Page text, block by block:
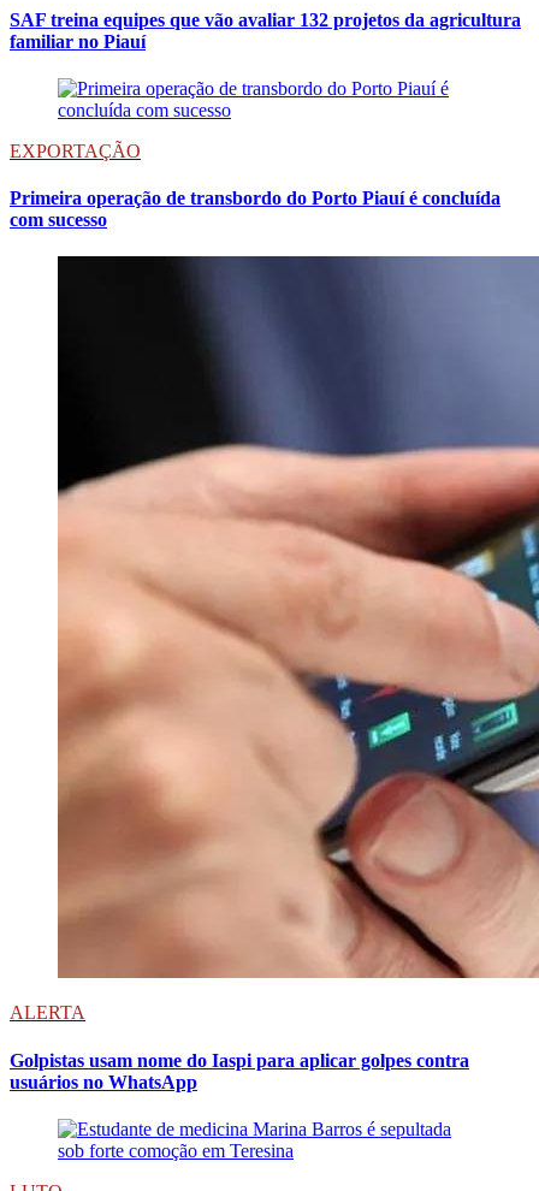
SAF treina equipes que vão avaliar 132 projetos da agricultura
familiar no Piauí
EXPORTAÇÃO
Primeira operação de transbordo do Porto Piauí é concluída
com sucesso
ALERTA
Golpistas usam nome do Iaspi para aplicar golpes contra
usuários no WhatsApp